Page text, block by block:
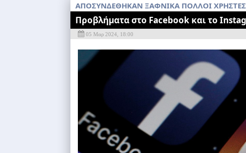
AΠΟΣΥΝΔΕΘΗΚΑΝ ΞΑΦΝΙΚΑ ΠΟΛΛΟΙ ΧΡΗΣΤΕΣ
Προβλήματα στο Facebook και το
05 Μαρ 2024, 18:00